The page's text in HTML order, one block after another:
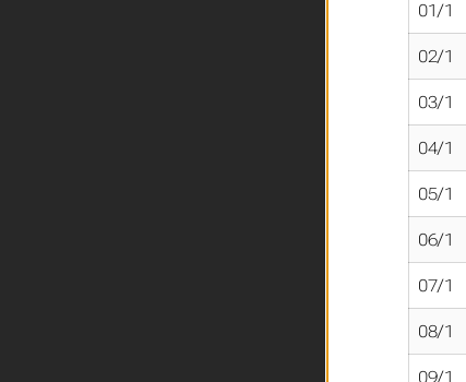
01/1
02/1
03/1
04/1
05/1
06/1
07/1
08/1
09/1